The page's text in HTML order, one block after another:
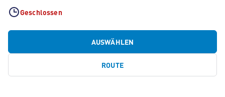
Geschlossen
AUSWÄHLEN
ROUTE